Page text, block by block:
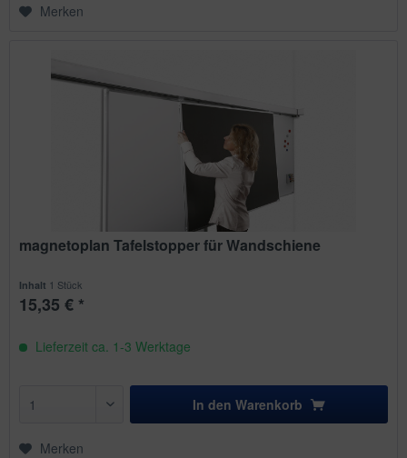
Merken
magnetoplan Tafelstopper für Wandschiene
Inhalt 1 Stück
15,35 € *
Lieferzeit ca. 1-3 Werktage
In den Warenkorb
Merken